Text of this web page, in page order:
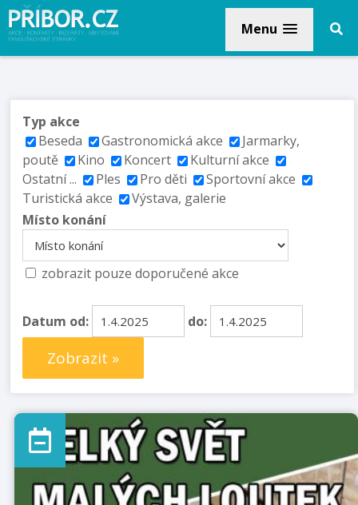
Menu
Typ akce
Beseda
Gastronomická akce
Jarmarky,
poutě
Kino Koncert
Kulturní akce
Ostatní ...
Ples Pro děti
Sportovní akce
Turistická akce
Výstava, galerie
Místo konání
zobrazit pouze doporučené akce
Datum od: do:
Zobrazit »